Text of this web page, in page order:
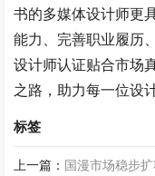
书的多媒体设计师更
能力、完善职业履历
设计师认证贴合市场
之路，助力每一位设
标签
上一篇： 国漫市场稳步